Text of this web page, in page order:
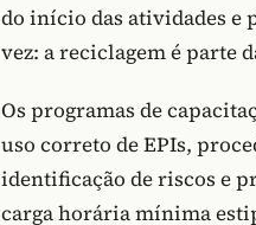
do início das atividades e
vez: a reciclagem é parte
Os programas de
uso correto de EPIs,
identificação de riscos e
carga horária mínima